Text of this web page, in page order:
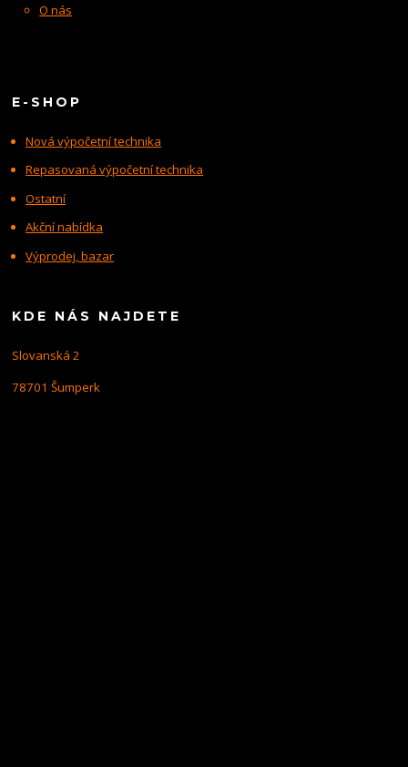
O nás
E-SHOP
Nová výpočetní technika
Repasovaná výpočetní technika
Ostatní
Akční nabídka
Výprodej, bazar
KDE NÁS NAJDETE
Slovanská 2
78701 Šumperk